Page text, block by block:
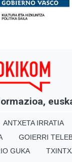
ANTXETA IRRATIA
GOIERRI
GUKA